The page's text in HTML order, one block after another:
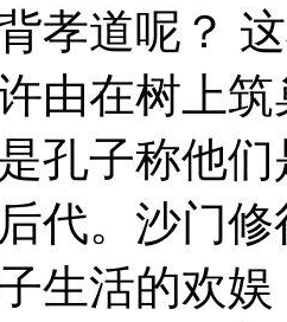
孝道呢？
由在树上
孔子称他
代。沙门
生活的欢